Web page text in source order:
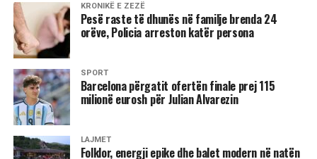
KRONIKË E ZEZË
Pesë raste të dhunës në familje brenda 24
orëve, Policia arreston katër persona
SPORT
Barcelona përgatit ofertën finale prej 115
milionë eurosh për Julian Alvarezin
LAJMET
Folklor, energji epike dhe balet modern në natën